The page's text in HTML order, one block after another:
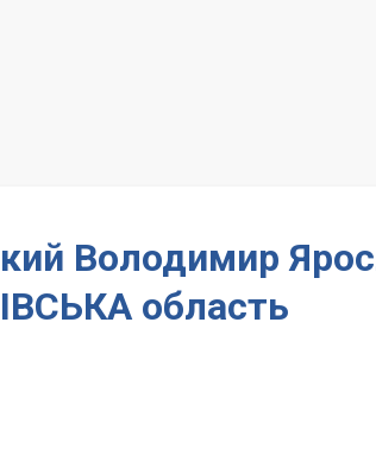
Володимир
область